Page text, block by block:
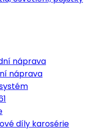
náprava
náprava
díly karosérie